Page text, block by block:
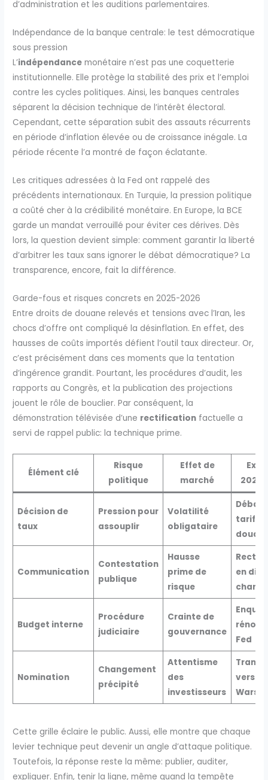
d’administration et les auditions parlementaires.
Indépendance de la banque centrale: le test démocratique
sous pression
L’indépendance monétaire n’est pas une coquetterie
institutionnelle. Elle protège la stabilité des prix et l’emploi
contre les cycles politiques. Ainsi, les banques centrales
séparent la décision technique de l’intérêt électoral.
Cependant, cette séparation subit des assauts récurrents
en période d’inflation élevée ou de croissance inégale. La
période récente l’a montré de façon éclatante.
Les critiques adressées à la Fed ont rappelé des
précédents internationaux. En Turquie, la pression politique
a coûté cher à la crédibilité monétaire. En Europe, la BCE
garde un mandat verrouillé pour éviter ces dérives. Dès
lors, la question devient simple: comment garantir la liberté
d’arbitrer les taux sans ignorer le débat démocratique? La
transparence, encore, fait la différence.
Garde-fous et risques concrets en 2025-2026
Entre droits de douane relevés et tensions avec l’Iran, les
chocs d’offre ont compliqué la désinflation. En effet, des
hausses de coûts importés défient l’outil taux directeur. Or,
c’est précisément dans ces moments que la tentation
d’ingérence grandit. Pourtant, les procédures d’audit, les
rapports au Congrès, et la publication des projections
jouent le rôle de bouclier. Par conséquent, la
démonstration télévisée d’une rectification factuelle a
servi de rappel public: la technique prime.
Élément clé
Risque
politique
Effet de
marché
Décision de
taux
Pression pour
assouplir
Volatilité
obligataire
Débat
tarifs
Communication
Contestation
publique
Hausse
prime de
risque
en
Budget interne
Procédure
judiciaire
Crainte de
gouvernance
Fed
Nomination
Changement
précipité
Attentisme
des
investisseurs
vers
Warsh
Cette grille éclaire le public. Aussi, elle montre que chaque
levier technique peut devenir un angle d’attaque politique.
Toutefois, la réponse reste la même: publier, auditer,
expliquer. Enfin, tenir la ligne, même quand la tempête